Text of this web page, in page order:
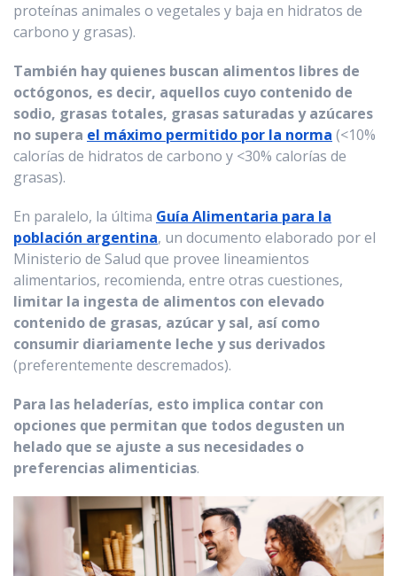
proteínas animales o vegetales y baja en hidratos de
carbono y grasas).
También hay quienes buscan alimentos libres de
octógonos, es decir, aquellos cuyo contenido de
sodio, grasas totales, grasas saturadas y azúcares
no supera el máximo permitido por la norma (<10%
calorías de hidratos de carbono y <30% calorías de
grasas).
En paralelo, la última Guía Alimentaria para la
población argentina, un documento elaborado por el
Ministerio de Salud que provee lineamientos
alimentarios, recomienda, entre otras cuestiones,
limitar la ingesta de alimentos con elevado
contenido de grasas, azúcar y sal, así como
consumir diariamente leche y sus derivados
(preferentemente descremados).
Para las heladerías, esto implica contar con
opciones que permitan que todos degusten un
helado que se ajuste a sus necesidades o
preferencias alimenticias.